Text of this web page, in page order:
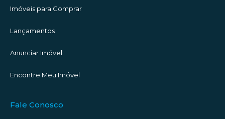
Imóveis para Comprar
Lançamentos
Anunciar Imóvel
Encontre Meu Imóvel
Fale Conosco